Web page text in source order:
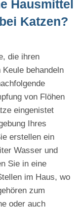
Hausmittel
Katzen?
die ihren
behandeln
von Flöhen
eingenistet
Ihres
erstellen ein
Wasser und
Sie in eine
im Haus, wo
zum
oder auch